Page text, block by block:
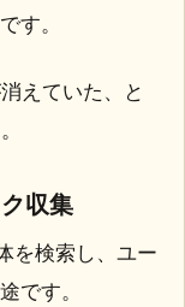
す。
えていた、と
収集
を検索し、ユー
です。